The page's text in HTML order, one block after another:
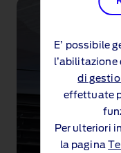
E’ possibile
di
effettuate
Per ulteriori
la pagina